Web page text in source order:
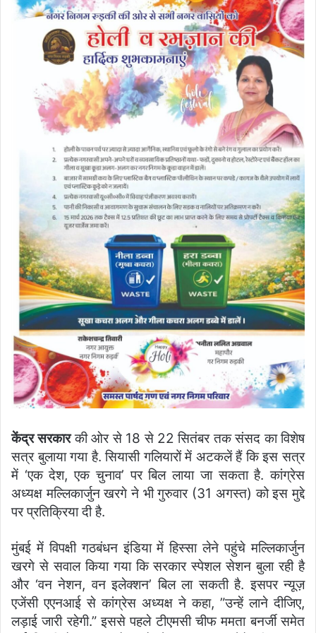
केंद्र सरकारकी ओर से 18 से 22 सितंबर तक संसद का विशेष
सत्र बुलाया गया है. सियासी गलियारों में अटकलें हैं कि इस सत्र
में ‘एक देश, एक चुनाव’ पर बिल लाया जा सकता है. कांग्रेस
अध्यक्ष मल्लिकार्जुन खरगे ने भी गुरुवार (31 अगस्त) को इस मुद्दे
पर प्रतिक्रिया दी है.
मुंबई में विपक्षी गठबंधन इंडिया में हिस्सा लेने पहुंचे मल्लिकार्जुन
खरगे से सवाल किया गया कि सरकार स्पेशल सेशन बुला रही है
और ‘वन नेशन, वन इलेक्शन’ बिल ला सकती है. इसपर न्यूज़
एजेंसी एएनआई से कांग्रेस अध्यक्ष ने कहा, ”उन्हें लाने दीजिए,
लड़ाई जारी रहेगी.” इससे पहले टीएमसी चीफ ममता बनर्जी समेत